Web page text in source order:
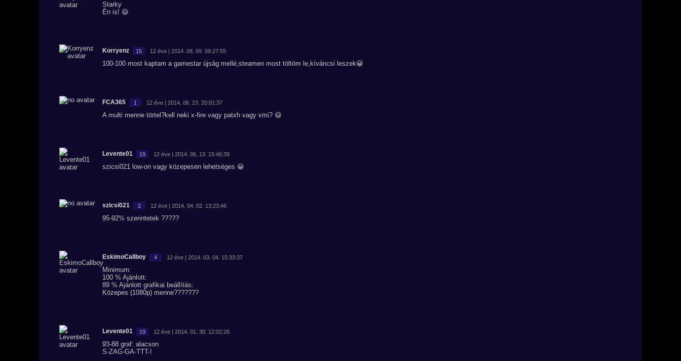
Starky
Én is! 😃
Korryenz 15 12 éve | 2014. 08. 09. 09:27:55
100-100 most kaptam a gamestar újság mellé,steamen most töltöm le,kíváncsi leszek😀
FCA365 1 12 éve | 2014. 06. 23. 20:01:37
A multi menne törtel?kell neki x-fire vagy patxh vagy vmi? 😃
Levente01 19 12 éve | 2014. 06. 13. 15:46:39
szicsi021 low-on vagy közepesen lehetséges 😀
szicsi021 2 12 éve | 2014. 04. 02. 13:23:46
95-92% szerintetek ?????
EskimoCallboy 4 12 éve | 2014. 03. 04. 15:33:37
Minimum:
100 % Ajánlott:
89 % Ajánlott grafikai beállítás:
Közepes (1080p) menne???????
Levente01 19 12 éve | 2014. 01. 30. 12:02:26
93-88 graf: alacson
S-ZAG-GA-TTT-!